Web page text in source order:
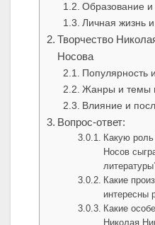
Образование и
Личная жизнь
Творчество
Носова
Популярность
Жанры и темы
Влияние и
Вопрос-ответ:
Какую
Носов
Какие
интересны
Какие
Николая